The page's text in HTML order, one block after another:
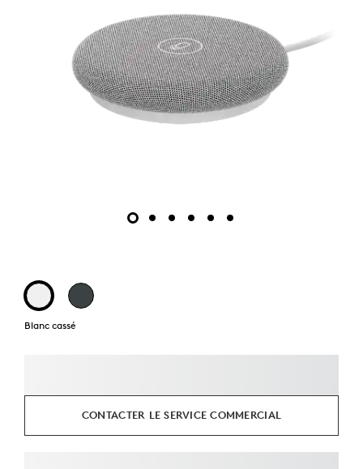
Blanc cassé
CONTACTER LE SERVICE COMMERCIAL